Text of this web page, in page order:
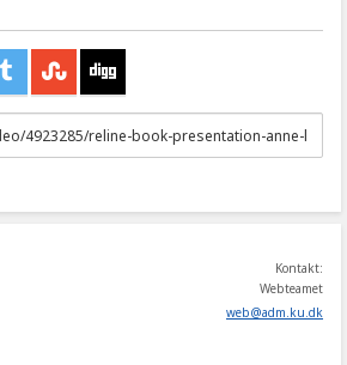
Kontakt:
Webteamet
web@adm.ku.dk